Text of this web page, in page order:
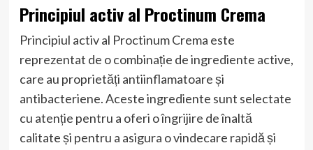
Principiul activ al Proctinum Crema
Principiul activ al Proctinum Crema este
reprezentat de o combinație de ingrediente active,
care au proprietăți antiinflamatoare și
antibacteriene. Aceste ingrediente sunt selectate
cu atenție pentru a oferi o îngrijire de înaltă
calitate și pentru a asigura o vindecare rapidă și